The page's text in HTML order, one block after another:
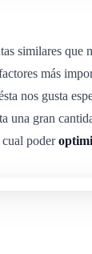
similares que
más
nos gusta
una gran
poder